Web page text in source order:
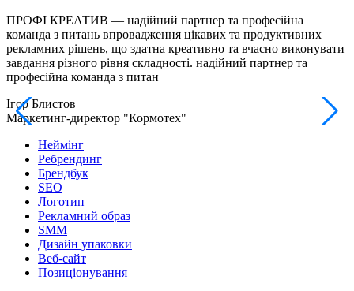
ПРОФІ КРЕАТИВ — надійний партнер та професійна
команда з питань впровадження цікавих та продуктивних
рекламних рішень, що здатна креативно та вчасно виконувати
завдання різного рівня складності. надійний партнер та
професійна команда з питан
Ігор Блистов
Маркетинг-директор "Кормотех"
Неймінг
Ребрендинг
Брендбук
SEO
Логотип
Рекламний образ
SMM
Дизайн упаковки
Веб-сайт
Позиціонування